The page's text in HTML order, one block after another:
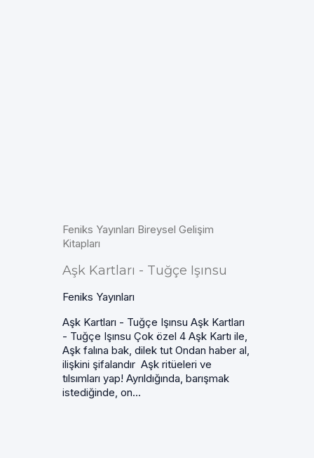
Feniks Yayınları Bireysel Gelişim
Kitapları
Aşk Kartları - Tuğçe Işınsu
Feniks Yayınları
Aşk Kartları - Tuğçe Işınsu Aşk Kartları
- Tuğçe Işınsu Çok özel 4 Aşk Kartı ile,
Aşk falına bak, dilek tut Ondan haber al,
ilişkini şifalandır Aşk ritüeleri ve
tılsımları yap! Ayrıldığında, barışmak
istediğinde, on...